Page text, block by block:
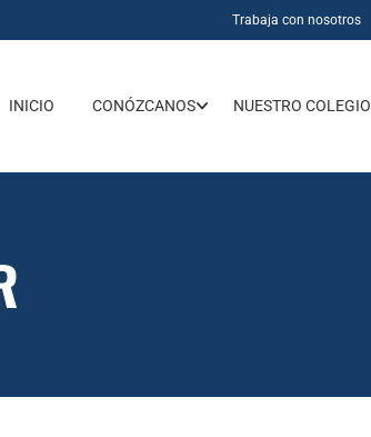
Trabaja con nosotros
INICIO CONÓZCANOS NUESTRO COLEGIO